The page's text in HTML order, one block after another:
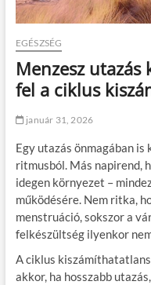
EGÉSZSÉG
Menzesz utazás
fel a ciklus
január 31, 2026
Egy utazás önmagában
ritmusból. Más napirend,
idegen környezet –
működésére. Nem ritka,
menstruáció, sokszor a
felkészültség ilyenkor
A ciklus
akkor, ha hosszabb